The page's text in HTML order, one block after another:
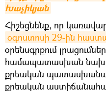
Խաչիկյան
Հիշեցնենք, որ
օգոստոսի 29-ին
օրենսգրքում
համապատասխան
քրեական
քրեական